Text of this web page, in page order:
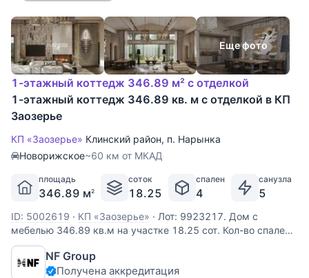
Еще фото
1-этажный коттедж 346.89 м² с отделкой
1-этажный коттедж 346.89 кв. м с отделкой в КП
Заозерье
КП «Заозерье» Клинский район, п. Нарынка
Новорижское~60 км от МКАД
площадь
346.89 м2
соток
18.25
спален
4
санузла
5
ID: 5002619 · КП «Заозерье» · Лот: 9923217. Дом с
мебелью 346.89 кв.м на участке 18.25 cот. Кол-во спален:
4. Кол-во с/у: 5. Поселок «ЗаОзерье». Новорижское шоссе,
60 км от МКАД. Без комиссии для покупателя.
Выполненные из деревянного бруса, увеличенного
NF Group
Получена аккредитация